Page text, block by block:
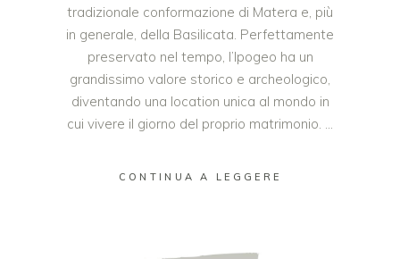
tradizionale conformazione di Matera e, più
in generale, della Basilicata. Perfettamente
preservato nel tempo, l’Ipogeo ha un
grandissimo valore storico e archeologico,
diventando una location unica al mondo in
cui vivere il giorno del proprio matrimonio.
CONTINUA A LEGGERE